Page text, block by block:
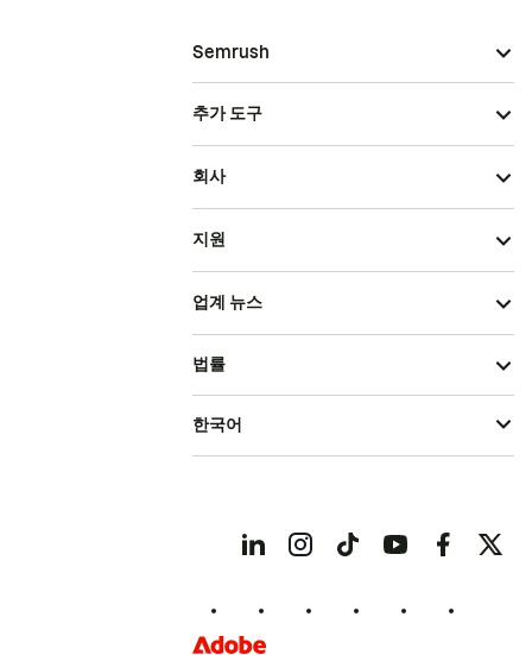
Semrush
추가 도구
회사
지원
업계 뉴스
법률
한국어